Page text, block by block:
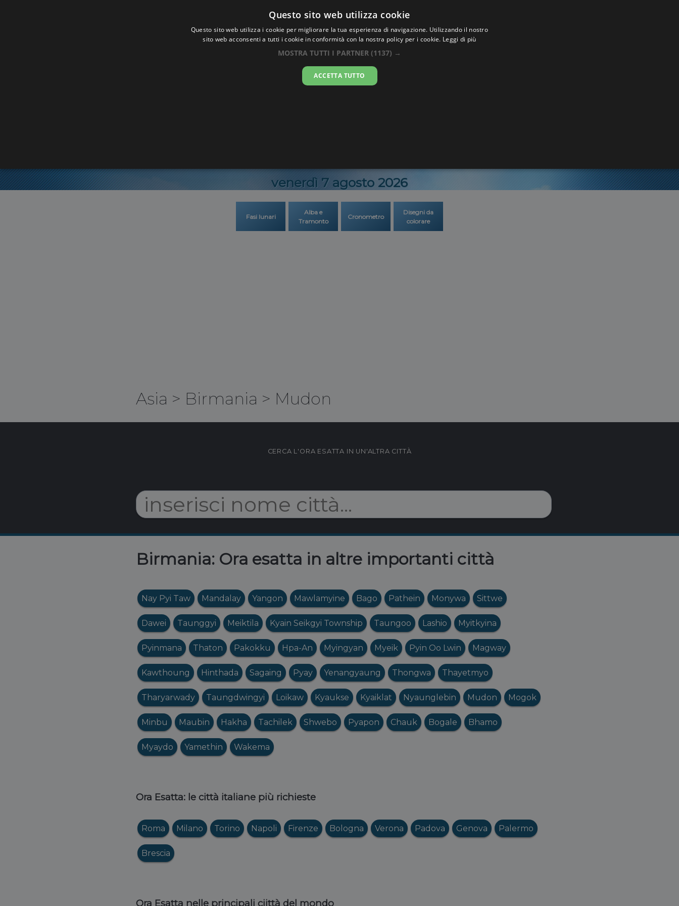
Oraesatta.co
Ora EsattaMudon
venerdì 7 agosto 2026
Fasi lunari
Alba e
Tramonto
Cronometro
Disegni da
colorare
Asia > Birmania > Mudon
CERCA L'ORA ESATTA IN UN'ALTRA CITTÀ
Birmania: Ora esatta in altre importanti città
Nay Pyi Taw Mandalay Yangon Mawlamyine Bago Pathein Monywa Sittwe
Dawei Taunggyi Meiktila Kyain Seikgyi Township Taungoo Lashio Myitkyina
Pyinmana Thaton Pakokku Hpa-An Myingyan Myeik Pyin Oo Lwin Magway
Kawthoung Hinthada Sagaing Pyay Yenangyaung Thongwa Thayetmyo
Tharyarwady Taungdwingyi Loikaw Kyaukse Kyaiklat Nyaunglebin Mudon Mogok
Minbu Maubin Hakha Tachilek Shwebo Pyapon Chauk Bogale Bhamo
Myaydo Yamethin Wakema
Ora Esatta: le città italiane più richieste
Roma Milano Torino Napoli Firenze Bologna Verona Padova Genova Palermo
Brescia
Ora Esatta nelle principali ciittà del mondo
Questo sito web utilizza cookie
Questo sito web utilizza i cookie per migliorare la tua esperienza di navigazione. Utilizzando il nostro
sito web acconsenti a tutti i cookie in conformità con la nostra policy per i cookie. Leggi di più
MOSTRA TUTTI I PARTNER (1137) →
ACCETTA TUTTO